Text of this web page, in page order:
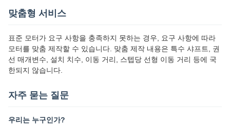
맞춤형 서비스
표준 모터가 요구 사항을 충족하지 못하는 경우, 요구 사항에 따라
모터를 맞춤 제작할 수 있습니다. 맞춤 제작 내용은 특수 샤프트, 권
선 매개변수, 설치 치수, 이동 거리, 스텝당 선형 이동 거리 등에 국
한되지 않습니다.
자주 묻는 질문
우리는 누구인가?